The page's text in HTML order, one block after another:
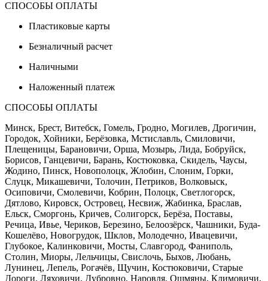
СПОСОБЫ ОПЛАТЫ
Пластиковые карты
Безналичный расчет
Наличными
Наложенный платеж
СПОСОБЫ ОПЛАТЫ
Минск, Брест, Витебск, Гомель, Гродно, Могилев, Дрогичин,
Городок, Хойники, Берёзовка, Мстиславль, Смиловичи,
Плещеницы, Барановичи, Орша, Мозырь, Лида, Бобруйск,
Борисов, Ганцевичи, Барань, Костюковка, Скидель, Чаусы,
Жодино, Пинск, Новополоцк, Жлобин, Слоним, Горки,
Слуцк, Микашевичи, Толочин, Петриков, Волковыск,
Осиповичи, Смолевичи, Кобрин, Полоцк, Светлогорск,
Дятлово, Кировск, Островец, Несвиж, Жабинка, Браслав,
Ельск, Сморгонь, Кричев, Солигорск, Берёза, Поставы,
Речица, Ивье, Чериков, Березино, Белоозёрск, Чашники, Буда-
Кошелёво, Новогрудок, Шклов, Молодечно, Ивацевичи,
Глубокое, Калинковичи, Мосты, Славгород, Фаниполь,
Столин, Миоры, Лельчицы, Свислочь, Быхов, Любань,
Лунинец, Лепель, Рогачёв, Щучин, Костюковичи, Старые
Дороги, Ляховичи, Дубровно, Наровля, Ошмяны, Климовичи,